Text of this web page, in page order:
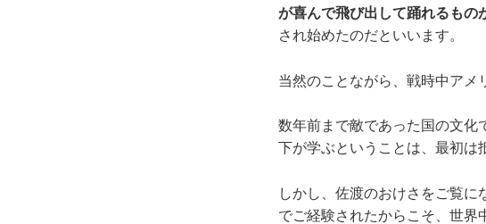
が喜んで飛び出して踊れるもの
され始めたのだといいます。
当然のことながら、戦時中アメ
数年前まで敵であった国の文化
下が学ぶということは、最初は
しかし、佐渡のおけさをご覧
でご経験されたからこそ、世界